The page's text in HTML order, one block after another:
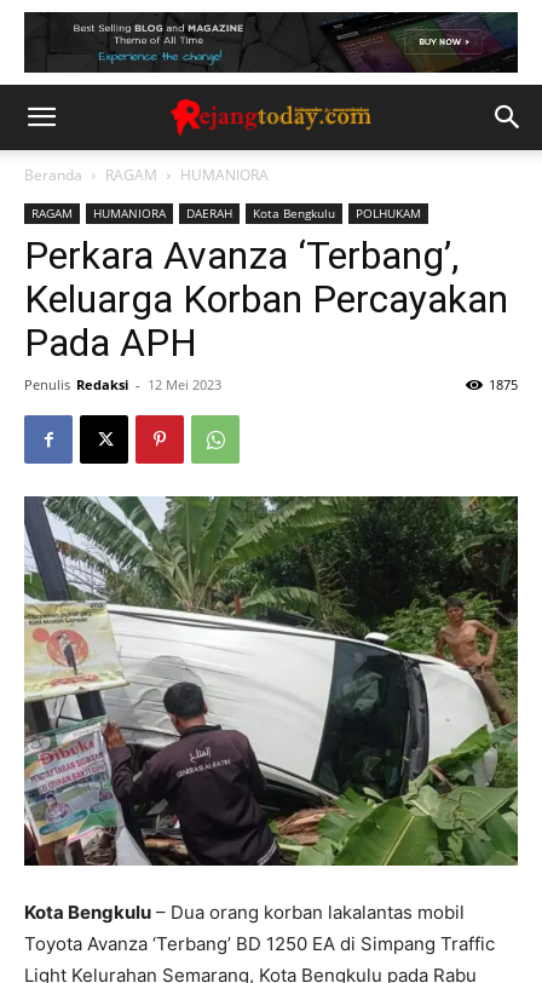
Beranda RAGAM HUMANIORA
RAGAM HUMANIORA DAERAH Kota Bengkulu POLHUKAM
Perkara Avanza ‘Terbang’,
Keluarga Korban Percayakan
Pada APH
Penulis Redaksi - 12 Mei 2023 1875
Kota Bengkulu – Dua orang korban lakalantas mobil
Toyota Avanza ‘Terbang’ BD 1250 EA di Simpang Traffic
Light Kelurahan Semarang, Kota Bengkulu pada Rabu